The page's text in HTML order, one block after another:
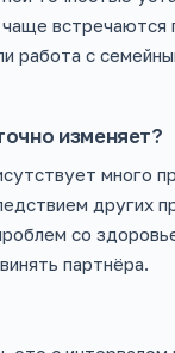
встречаются
работа с
изменяет?
много
других
со
партнёра.